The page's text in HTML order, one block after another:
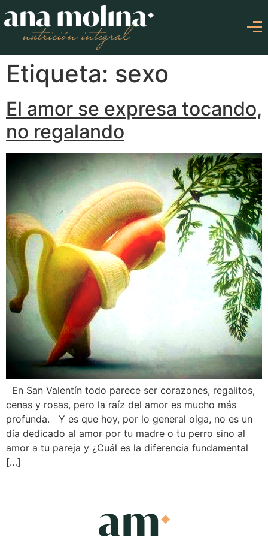
Etiqueta: sexo
El amor se expresa tocando,
no regalando
En San Valentín todo parece ser corazones, regalitos,
cenas y rosas, pero la raíz del amor es mucho más
profunda. Y es que hoy, por lo general oiga, no es un
día dedicado al amor por tu madre o tu perro sino al
amor a tu pareja y ¿Cuál es la diferencia fundamental
[…]